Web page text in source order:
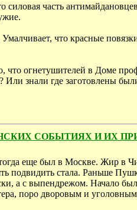
часть
что красные
что огнетушителей в Доме
Или знали где заготовлены
СОБЫТИЯХ И ИХ
еще был в Москве. Жир в
подвидить стала. Раньше
а с выпендрежом. Начало
поро дворовым и